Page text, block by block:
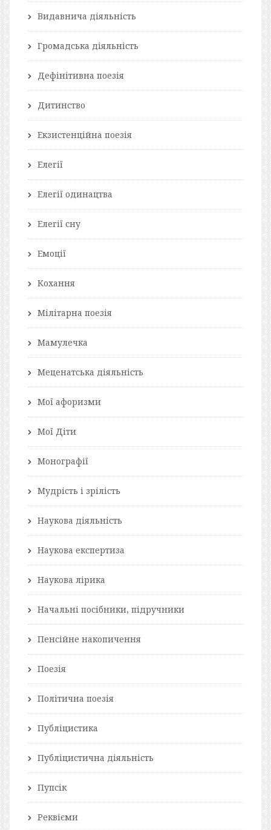
Видавнича діяльність
Громадська діяльність
Дефінітивна поезія
Дитинство
Екзистенційна поезія
Елегії
Елегії одинацтва
Елегії сну
Емоції
Кохання
Мілітарна поезія
Мамулечка
Меценатська діяльність
Мої афоризми
Мої Діти
Монографії
Мудрість і зрілість
Наукова діяльність
Наукова експертиза
Наукова лірика
Начальні посібники, підручники
Пенсійне накопичення
Поезія
Політична поезія
Публіцистика
Публіцистична діяльність
Пупсік
Реквієми